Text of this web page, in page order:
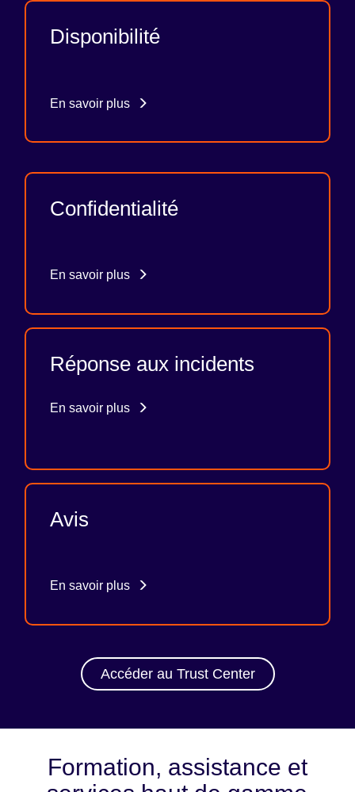
Disponibilité
En savoir plus
Confidentialité
En savoir plus
Réponse aux incidents
En savoir plus
Avis
En savoir plus
Accéder au Trust Center
Formation, assistance et